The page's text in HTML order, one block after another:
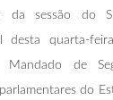
da sessão do
desta quarta-
Mandado de
do